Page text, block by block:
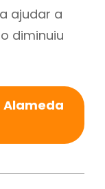
ajudar a
diminuiu